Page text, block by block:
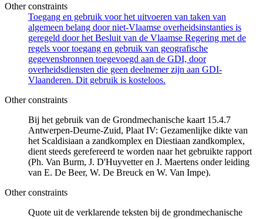
Other constraints
Toegang en gebruik voor het uitvoeren van taken van
algemeen belang door niet-Vlaamse overheidsinstanties is
geregeld door het Besluit van de Vlaamse Regering met de
regels voor toegang en gebruik van geografische
gegevensbronnen toegevoegd aan de GDI, door
overheidsdiensten die geen deelnemer zijn aan GDI-
Vlaanderen. Dit gebruik is kosteloos.
Other constraints
Bij het gebruik van de Grondmechanische kaart 15.4.7
Antwerpen-Deurne-Zuid, Plaat IV: Gezamenlijke dikte van
het Scaldisiaan a zandkomplex en Diestiaan zandkomplex,
dient steeds gerefereerd te worden naar het gebruikte rapport
(Ph. Van Burm, J. D'Huyvetter en J. Maertens onder leiding
van E. De Beer, W. De Breuck en W. Van Impe).
Other constraints
Quote uit de verklarende teksten bij de grondmechanische